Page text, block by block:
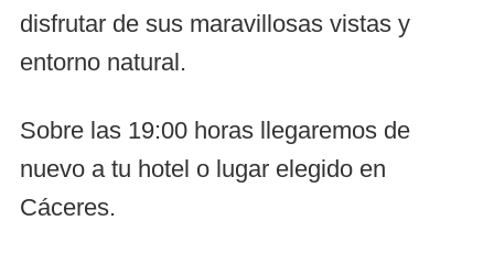
disfrutar de sus maravillosas vistas y
entorno natural.
Sobre las 19:00 horas llegaremos de
nuevo a tu hotel o lugar elegido en
Cáceres.